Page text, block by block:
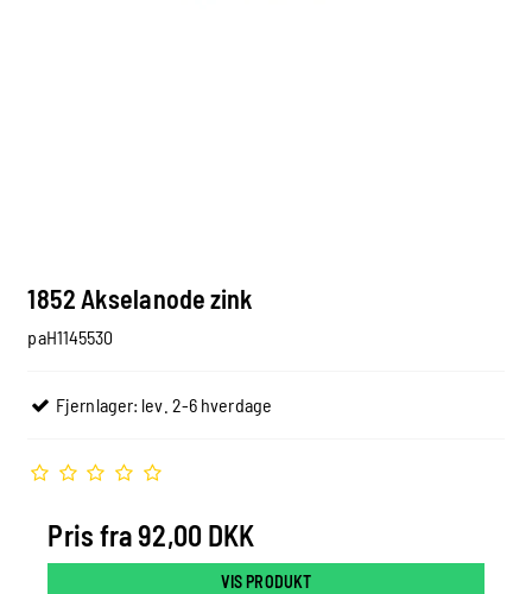
1852 Akselanode zink
paH1145530
Fjernlager: lev. 2-6 hverdage
Pris fra92,00 DKK
VIS PRODUKT